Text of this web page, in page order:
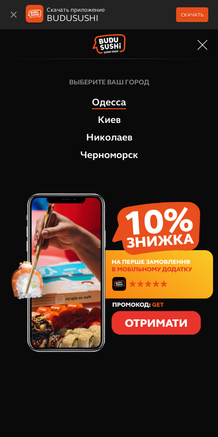
Скачать приложение
BUDUSUSHI СКАЧАТЬ
Ингредиенты для суши
Сыр сливочный, 100 г
106грн шт 100 грамм
СОСТАВ:
Сыр сливочный, 100 г
ВЫБЕРИТЕ ВАШ ГОРОД
Одесса
Киев
Николаев
Черноморск